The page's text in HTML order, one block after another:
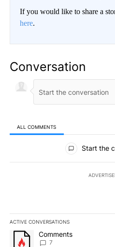
If you would like to share a
here.
Conversation
ALL COMMENTS
All Comments
Start the
ACTIVE CONVERSATIONS
The following is a list of the
A trending article titled
Comments
7